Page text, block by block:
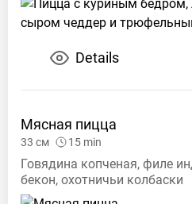
Details
Мясная пицца
33 см 15 min
Говядина копченая, филе
бекон, охотничьи колбаски